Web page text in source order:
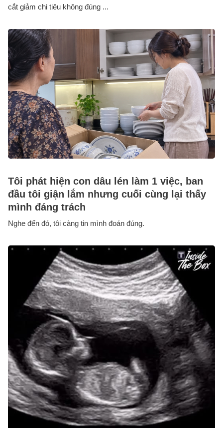
cắt giảm chi tiêu không đúng ...
Tôi phát hiện con dâu lén làm 1 việc, ban
đầu tôi giận lắm nhưng cuối cùng lại thấy
mình đáng trách
Nghe đến đó, tôi càng tin mình đoán đúng.